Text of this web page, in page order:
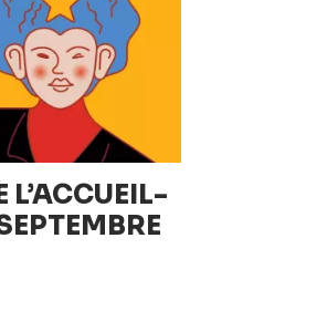
L’ACCUEIL-